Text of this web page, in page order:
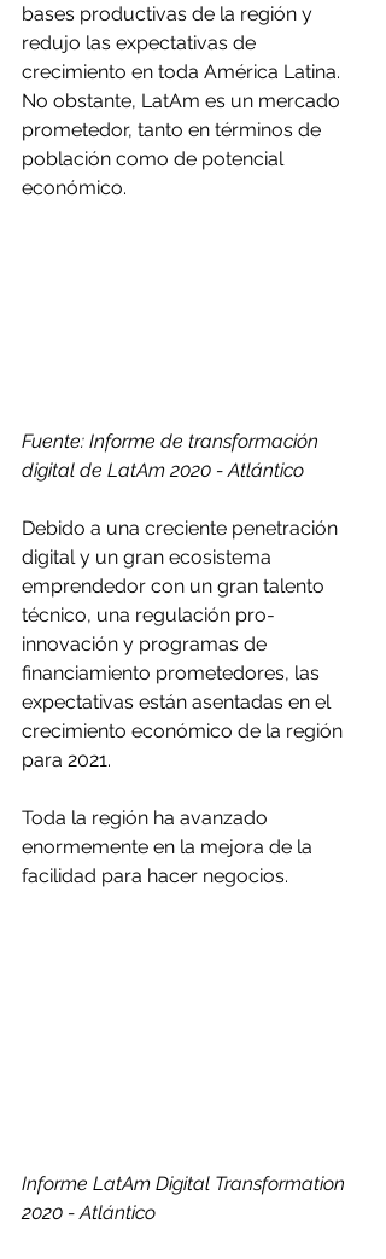
bases productivas de la región y
redujo las expectativas de
crecimiento en toda América Latina.
No obstante, LatAm es un mercado
prometedor, tanto en términos de
población como de potencial
económico.
Fuente: Informe de transformación
digital de LatAm 2020 - Atlántico
Debido a una creciente penetración
digital y un gran ecosistema
emprendedor con un gran talento
técnico, una regulación pro-
innovación y programas de
financiamiento prometedores, las
expectativas están asentadas en el
crecimiento económico de la región
para 2021.
Toda la región ha avanzado
enormemente en la mejora de la
facilidad para hacer negocios.
Informe LatAm Digital Transformation
2020 - Atlántico